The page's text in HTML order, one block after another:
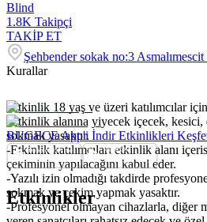
Blind
1.8K Takipçi
TAKİP ET
Şehbender sokak no:3
Kurallar
-Etkinlik 18 yaş ve üzeri katılımcılar
-Etkinlik alanına yiyecek içecek, kesici,
sokmak yasaktır.
-Etkinlik katılımcıları etkinlik alanı
çekiminin yapılacağını kabul eder.
-Yazılı izin olmadığı takdirde
sokmak ve çekim yapmak yasaktır.
-Profesyonel olmayan cihazlarla, diğer
BUGECE App'i İndir Etkinlikleri
Etkinlikler